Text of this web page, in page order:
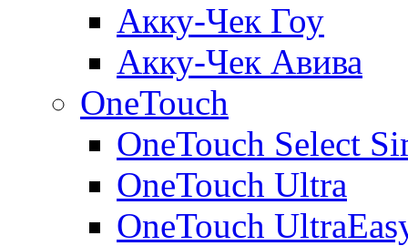
Акку-Чек Гоу
Акку-Чек Авива
OneTouch
OneTouch Select
OneTouch Ultra
OneTouch